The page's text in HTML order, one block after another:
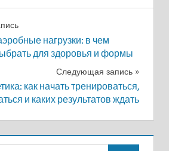
нагрузки: в чем
для здоровья и формы
Следующая запись
как начать тренироваться,
и каких результатов ждать